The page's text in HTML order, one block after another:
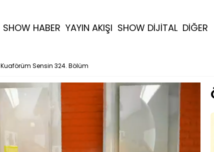
SHOW HABER YAYIN AKIŞI SHOW DİJİTAL DİĞER
Kuaförüm Sensin 324. Bölüm